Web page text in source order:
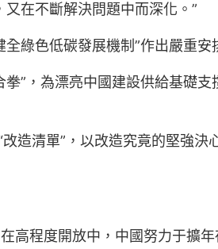
在不斷解決問題中而深化。”
綠色低碳發展機制”作出嚴重
”，為漂亮中國建設供給基礎
改造清單”，以改造究竟的堅強
高程度開放中，中國努力于擴